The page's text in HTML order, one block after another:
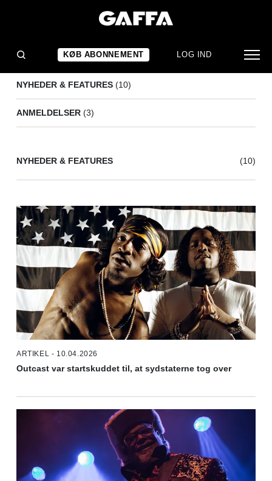
KØB ABONNEMENT LOG IND
NYHEDER & FEATURES (10)
ANMELDELSER (3)
NYHEDER & FEATURES (10)
ARTIKEL - 10.04.2026
Outcast var startskuddet til, at sydstaterne tog over